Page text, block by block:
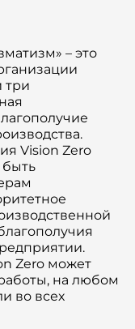
– это
три
Vision Zero
быть
Zero может
на любом
во всех